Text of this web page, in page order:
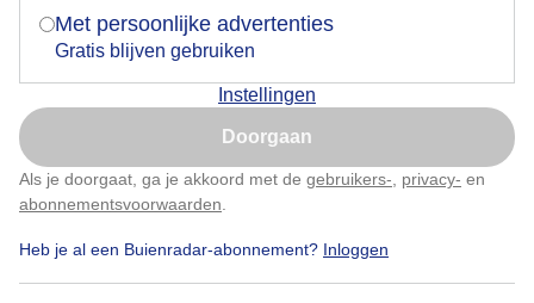
Met persoonlijke advertenties
Gratis blijven gebruiken
Instellingen
Doorgaan
Als je doorgaat, ga je akkoord met de gebruikers- privacy- en
abonnementsvoorwaarden
Heb je al een Buienradar-abonnement? Inloggen
Door: Layla Wijsmuller-Vafi Gemaakt: 11-07-2025, 70x bekeken
Zon Corona Zomer
Nu niet, misschien later
Klik hierom dit aan te passen